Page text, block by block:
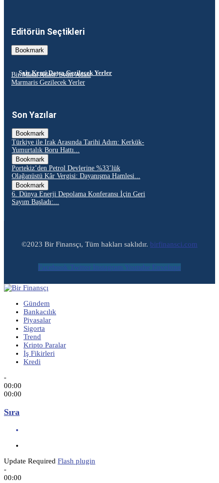
Editörün Seçtikleri
Bookmark
Şair Kenti Datça Gezilecek Yerler
Bir Masal Adası: Sedir Adası
Marmaris Gezilecek Yerler
Son Yazılar
Bookmark
Türkiye ile Irak Arasında Tarihi Adım: Kerkük-
Yumurtalık Boru Hattı...
Bookmark
Portekiz’den Petrol Devlerine %33’lük
Olağanüstü Kâr Vergisi: Dayanışma Hamlesi...
Bookmark
6. Dünya Enerji Depolama Konferansı İçin Geri
Sayım Başladı:...
©2023 Bir Finansçı, Tüm hakları saklıdır. birfinansci.com
Facebook Twitter Instagram Youtube Envelope
Gündem
Bankacılık
Piyasalar
Sigorta
Trend
Kripto Paralar
İş Fikirleri
Kredi
-
00:00
00:00
Sıra
Update Required Flash plugin
-
00:00